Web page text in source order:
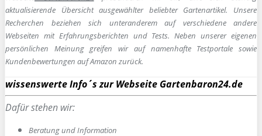
aktualisierende Übersicht ausgewählter beliebter Gartenartikel. Unsere
Recherchen beziehen sich unteranderem auf verschiedene andere
Webseiten mit Erfahrungsberichten und Tests. Neben unserer eigenen
persönlichen Meinung greifen wir auf namenhafte Testportale sowie
Kundenbewertungen auf Amazon zurück.
wissenswerte Info´s zur Webseite Gartenbaron24.de
Dafür stehen wir:
Beratung und Information